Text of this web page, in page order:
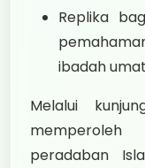
Replika
ibadah
Melalui
peradaban